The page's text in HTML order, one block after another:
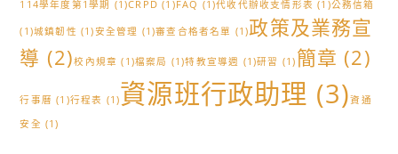
114學年度第1學期 (1)CRPD (1)FAQ (1)代收代辦收支情形表 (1)公務信箱
(1)城鎮韌性 (1)安全管理 (1)審查合格者名單 (1)政策及業務宣
導 (2)校內規章 (1)檔案局 (1)特教宣導週 (1)研習 (1) 簡章 (2)
行事曆 (1)行程表 (1)資源班行政助理 (3)資通
安全 (1)